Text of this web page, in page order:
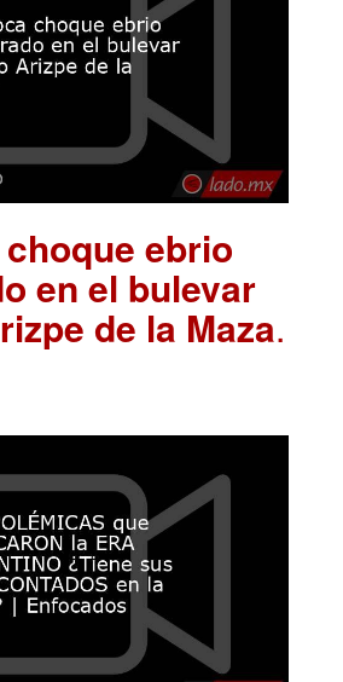
ebrio
en el bulevar
de la Maza.